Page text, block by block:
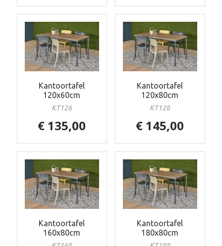
Kantoortafel
120x60cm
KT126
€ 135,00
Kantoortafel
120x80cm
KT128
€ 145,00
Kantoortafel
160x80cm
Kantoortafel
180x80cm